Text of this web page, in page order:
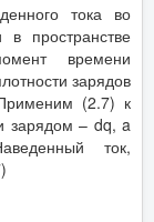
тока во
пространстве
времени
зарядов
(2.7) к
зарядом – dq, a
ток,